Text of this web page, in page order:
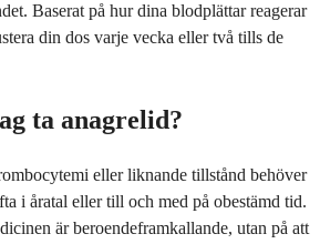
Baserat på hur dina blodplättar reagerar
din dos varje vecka eller två tills de
ta anagrelid?
eller liknande tillstånd behöver
i åratal eller till och med på obestämd tid.
är beroendeframkallande, utan på att